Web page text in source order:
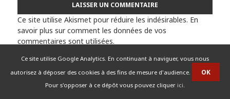
Ce site utilise Google Analytics. En continuant à naviguer, vous nous
autorisez à déposer des cookies à des fins de mesure d'audience.
Pour s'opposer à ce dépôt vous pouvez cliquer ici.
Ce site utilise Akismet pour réduire les indésirables. En
savoir plus sur comment les données de vos
commentaires sont utilisées.